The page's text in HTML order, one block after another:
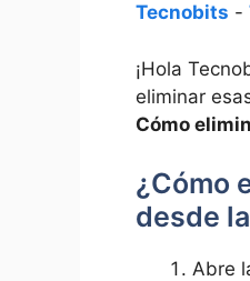
Tecnobits -
¡Hola
eliminar
Cómo
¿Cómo
desde
Abre